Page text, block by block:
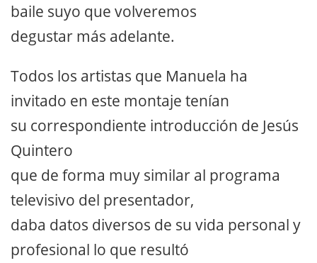
baile suyo que volveremos
degustar más adelante.
Todos los artistas que Manuela ha
invitado en este montaje tenían
su correspondiente introducción de Jesús
Quintero
que de forma muy similar al programa
televisivo del presentador,
daba datos diversos de su vida personal y
profesional lo que resultó